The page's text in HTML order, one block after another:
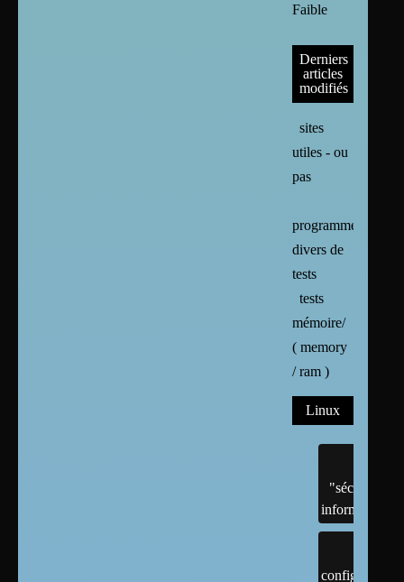
Faible
Derniers
articles
modifiés
sites
utiles - ou
pas
programmes
divers de
tests
tests
mémoire/
( memory
/ ram )
Linux
"sécurité"
informatique
configuration